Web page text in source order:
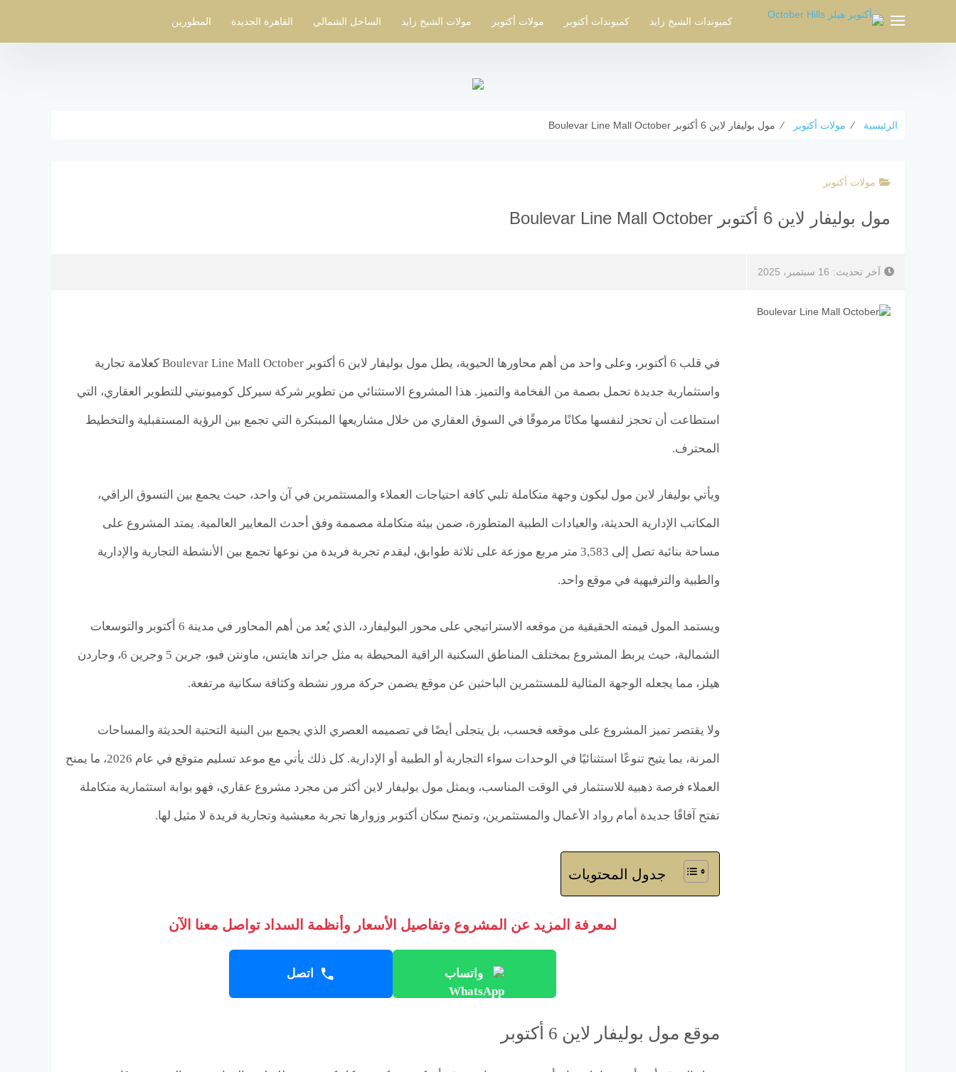
كمبوندات الشيخ زايد كمبوندات أكتوبر مولات أكتوبر مولات الشيخ زايد الساحل الشمالي القاهرة الجديدة المطورين
الرئيسية ⁄ مولات أكتوبر ⁄ مول بوليفار لاين 6 أكتوبر Boulevar Line Mall October
مولات أكتوبر
مول بوليفار لاين 6 أكتوبر Boulevar Line Mall October
آخر تحديث: 16 سبتمبر، 2025
في قلب 6 أكتوبر، وعلى واحد من أهم محاورها الحيوية، يطل مول بوليفار لاين 6 أكتوبر Boulevar Line Mall October كعلامة تجارية
واستثمارية جديدة تحمل بصمة من الفخامة والتميز. هذا المشروع الاستثنائي من تطوير شركة سيركل كوميونيتي للتطوير العقاري، التي
استطاعت أن تحجز لنفسها مكانًا مرموقًا في السوق العقاري من خلال مشاريعها المبتكرة التي تجمع بين الرؤية المستقبلية والتخطيط
المحترف.
ويأتي بوليفار لاين مول ليكون وجهة متكاملة تلبي كافة احتياجات العملاء والمستثمرين في آن واحد، حيث يجمع بين التسوق الراقي،
المكاتب الإدارية الحديثة، والعيادات الطبية المتطورة، ضمن بيئة متكاملة مصممة وفق أحدث المعايير العالمية. يمتد المشروع على
مساحة بنائية تصل إلى 3,583 متر مربع موزعة على ثلاثة طوابق، ليقدم تجربة فريدة من نوعها تجمع بين الأنشطة التجارية والإدارية
والطبية والترفيهية في موقع واحد.
ويستمد المول قيمته الحقيقية من موقعه الاستراتيجي على محور البوليفارد، الذي يُعد من أهم المحاور في مدينة 6 أكتوبر والتوسعات
الشمالية، حيث يربط المشروع بمختلف المناطق السكنية الراقية المحيطة به مثل جراند هايتس، ماونتن فيو، جرين 5 وجرين 6، وجاردن
هيلز، مما يجعله الوجهة المثالية للمستثمرين الباحثين عن موقع يضمن حركة مرور نشطة وكثافة سكانية مرتفعة.
ولا يقتصر تميز المشروع على موقعه فحسب، بل يتجلى أيضًا في تصميمه العصري الذي يجمع بين البنية التحتية الحديثة والمساحات
المرنة، بما يتيح تنوعًا استثنائيًا في الوحدات سواء التجارية أو الطبية أو الإدارية. كل ذلك يأتي مع موعد تسليم متوقع في عام 2026، ما يمنح
العملاء فرصة ذهبية للاستثمار في الوقت المناسب، ويمثل مول بوليفار لاين أكثر من مجرد مشروع عقاري، فهو بوابة استثمارية متكاملة
تفتح آفاقًا جديدة أمام رواد الأعمال والمستثمرين، وتمنح سكان أكتوبر وزوارها تجربة معيشية وتجارية فريدة لا مثيل لها.
جدول المحتويات
لمعرفة المزيد عن المشروع وتفاصيل الأسعار وأنظمة السداد تواصل معنا الآن
واتساب اتصل
موقع مول بوليفار لاين 6 أكتوبر